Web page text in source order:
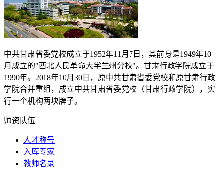
中共甘肃省委党校成立于1952年11月 7 日，其前身是1949年10
月成立的"西北人民革命大学兰州分校"。甘肃行政学院成立于
1990年。 2018年10月 30 日，原中共甘肃省委党校和原甘肃行政
学院合并重组，成立中共甘肃省委党校（甘肃行政学院），实
行一个机构两块牌子。
师资队伍
人才称号
入库专家
教师名录